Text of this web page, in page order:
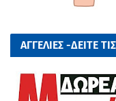
ΑΓΓΕΛΙΕΣ -ΔΕΙΤΕ